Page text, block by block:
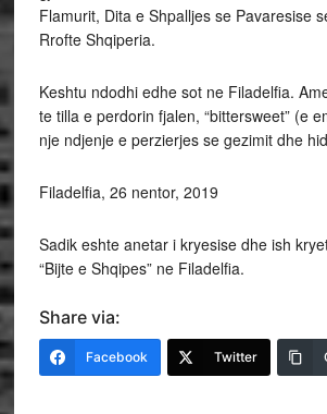
Flamurit, Dita e Shpalljes se Pavaresise
Rrofte Shqiperia.
Keshtu ndodhi edhe sot ne Filadelfia.
te tilla e perdorin fjalen, “bittersweet” (e
nje ndjenje e perzierjes se gezimit dhe
Filadelfia, 26 nentor, 2019
Sadik eshte anetar i kryesise dhe ish
“Bijte e Shqipes” ne Filadelfia.
Share via:
Facebook Twitter